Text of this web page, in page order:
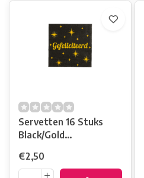
Servetten 16 Stuks
Black/Gold
€2,50